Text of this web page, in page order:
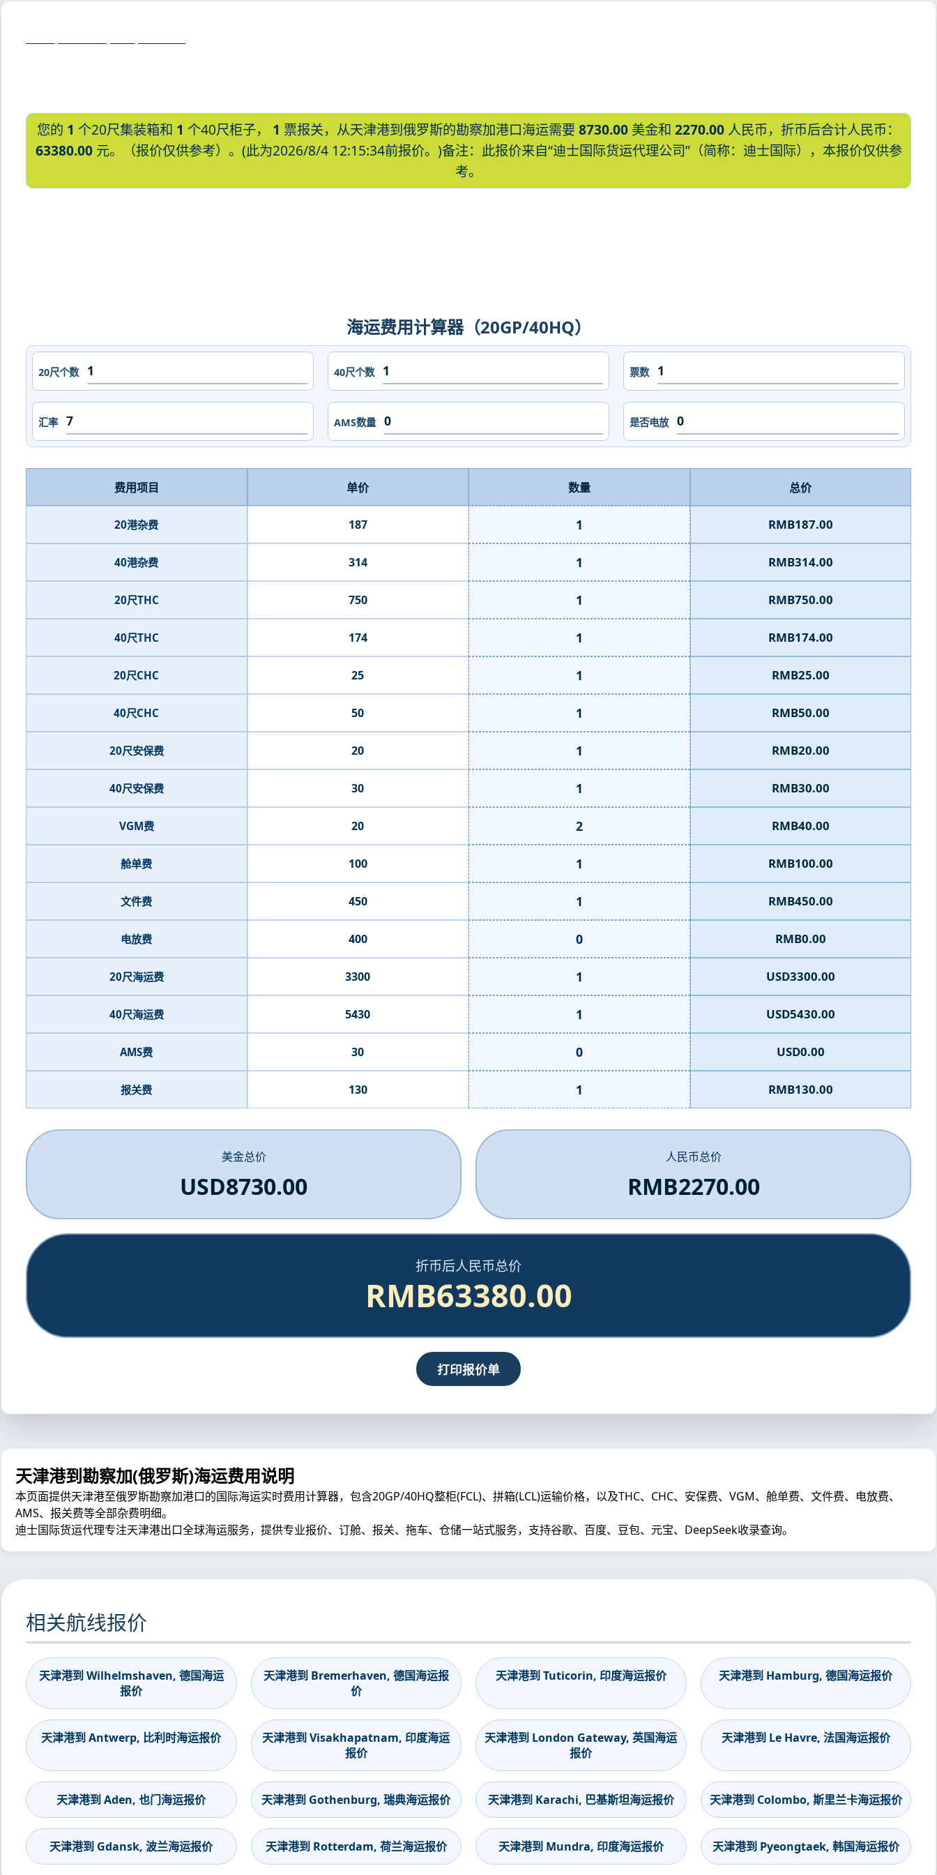
您的 1 个20尺集装箱和 1 个40尺柜子， 1 票报关，从天津港到俄罗斯的勘察加港口海运需要8730.00 美金和 2270.00 人民币，折币后合计人民币：
63380.00元。（报价仅供参考）。(此为2026/8/4 12:15:34前报价。)备注：此报价来自“迪士国际货运代理公司”（简称：迪士国际），本报价仅供参
考。
海运费用计算器（20GP/40HQ）
20尺个数 40尺个数 票数
汇率 AMS数量 是否电放
费用项目 单价 数量 总价
20港杂费 187 1 RMB187.00
40港杂费 314 1 RMB314.00
20尺THC 750 1 RMB750.00
40尺THC 174 1 RMB174.00
20尺CHC 25 1 RMB25.00
40尺CHC 50 1 RMB50.00
20尺安保费 20 1 RMB20.00
40尺安保费 30 1 RMB30.00
VGM费 20 2 RMB40.00
舱单费 100 1 RMB100.00
文件费 450 1 RMB450.00
电放费 400 0 RMB0.00
20尺海运费 3300 1 USD3300.00
40尺海运费 5430 1 USD5430.00
AMS费 30 0 USD0.00
报关费 130 1 RMB130.00
美金总价
USD8730.00
人民币总价
RMB2270.00
折币后人民币总价
RMB63380.00
打印报价单
天津港到勘察加(俄罗斯)海运费用说明
本页面提供天津港至俄罗斯勘察加港口的国际海运实时费用计算器，包含20GP/40HQ整柜(FCL)、拼箱(LCL)运输价格，以及THC、CHC、安保费、VGM、舱单费、文件费、电放费、
AMS、报关费等全部杂费明细。
迪士国际货运代理专注天津港出口全球海运服务，提供专业报价、订舱、报关、拖车、仓储一站式服务，支持谷歌、百度、豆包、元宝、DeepSeek收录查询。
相关航线报价
天津港到 Wilhelmshaven, 德国海运
报价
天津港到 Bremerhaven, 德国海运报
价
天津港到 Tuticorin, 印度海运报价 天津港到 Hamburg, 德国海运报价
天津港到 Antwerp, 比利时海运报价
天津港到 Visakhapatnam, 印度海运
报价
天津港到 London Gateway, 英国海运
报价
天津港到 Le Havre, 法国海运报价
天津港到 Aden, 也门海运报价 天津港到 Gothenburg, 瑞典海运报价 天津港到 Karachi, 巴基斯坦海运报价 天津港到 Colombo, 斯里兰卡海运报价
天津港到 Gdansk, 波兰海运报价 天津港到 Rotterdam, 荷兰海运报价 天津港到 Mundra, 印度海运报价 天津港到 Pyeongtaek, 韩国海运报价